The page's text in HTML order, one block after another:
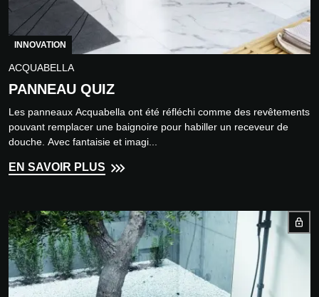
INNOVATION
ACQUABELLA
PANNEAU QUIZ
Les panneaux Acquabella ont été réfléchi comme des revêtements
pouvant remplacer une baignoire pour habiller un receveur de
douche. Avec fantaisie et imagi...
EN SAVOIR PLUS